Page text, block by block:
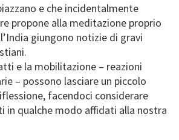
e che incidentalmente
propone alla meditazione proprio
giungono notizie di gravi
e la mobilitazione – reazioni
– possono lasciare un piccolo
facendoci considerare
in qualche modo affidati alla nostra